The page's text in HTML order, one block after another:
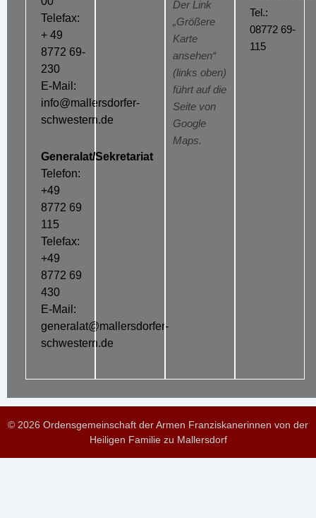
Telefax:
+ 49
8772 69-
230
E-Mail:
info@mallersdorfer-
schwestern.de
Generalat/Sekretariat
Telefon:
+49
8772 69
115
Telefax:
+49
8772 69
430
E-Mail:
generalat@mallersdorfer-
schwestern.de
Der Link
„Größere
Karte
ansehen“
(links oben)
führt auf die
Seite von
Google
Maps.
Tel.:
08772 69-
115
© 2026 Ordensgemeinschaft der Armen Franziskanerinnen von der
Heiligen Familie zu Mallersdorf